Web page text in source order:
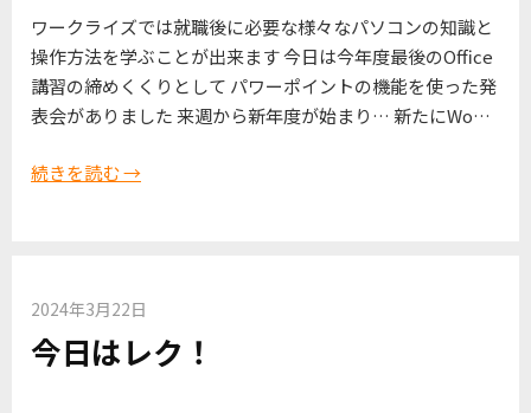
ワークライズでは就職後に必要な様々なパソコンの知識と
操作方法を学ぶことが出来ます 今日は今年度最後のOffice
講習の締めくくりとして パワーポイントの機能を使った発
表会がありました 来週から新年度が始まり… 新たにWo…
続きを読む →
2024年3月22日
今日はレク！